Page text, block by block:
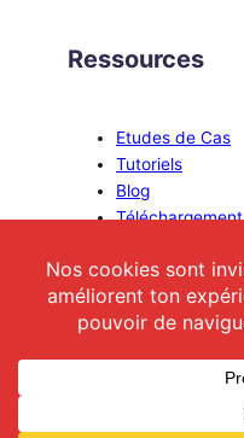
Ressources
Etudes de Cas
Tutoriels
Blog
Téléchargement